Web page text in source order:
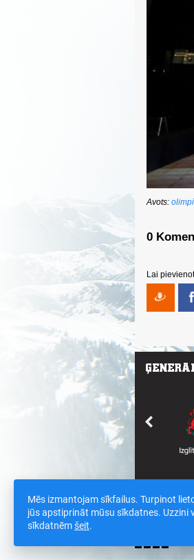
Avots:
0
Lai
Saites /
Mēs izmantojam sīkfailus. Turpinot
jūs apstiprināt mūsu sīkdatnes. Uzzini
sīkdatnēmšeit.